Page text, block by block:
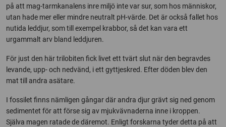
på att mag-tarmkanalens inre miljö inte var sur, som hos människor,
utan hade mer eller mindre neutralt pH-värde. Det är också fallet hos
nutida leddjur, som till exempel krabbor, så det kan vara ett
urgammalt arv bland leddjuren.
För just den här trilobiten fick livet ett tvärt slut när den begravdes
levande, upp- och nedvänd, i ett gyttjeskred. Efter döden blev den
mat till andra asätare.
I fossilet finns nämligen gångar där andra djur grävt sig ned genom
sedimentet för att förse sig av mjukvävnaderna inne i kroppen.
Själva magen ratade de däremot. Enligt forskarna tyder detta på att